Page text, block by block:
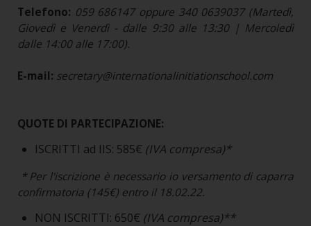
Telefono: 059 686147 oppure 340 0639037 (Martedì,
Giovedì e Venerdì - dalle 9:30 alle 13:30 | Mercoledì
dalle 14:00 alle 17:00).
E-mail: secretary@internationalinitiationschool.com
QUOTE DI PARTECIPAZIONE:
ISCRITTI ad IIS: 585€ (IVA compresa)*
* Per l'iscrizione è necessario io versamento di caparra
confirmatoria (145€) entro il 18.02.22.
NON ISCRITTI: 650€ (IVA compresa)**